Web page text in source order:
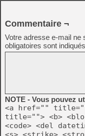
Commentaire ¬
Votre adresse e-mail ne
obligatoires sont
NOTE - Vous pouvez
<a href=""
title=""> <b>
<code> <del